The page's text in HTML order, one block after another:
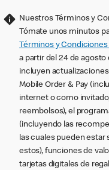
Nuestros Términos y
Tómate unos minutos
Términos y Condiciones
a partir del 24 de agosto
incluyen
Mobile Order & Pay
internet o como
reembolsos), el
(incluyendo las
las cuales pueden estar
estos), funciones de
tarjetas digitales de